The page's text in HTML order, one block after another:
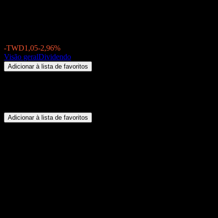
-TWD1,05-2,96%
Visão geralDividendo
Adicionar à lista de favoritos
Adicionar à lista de favoritos